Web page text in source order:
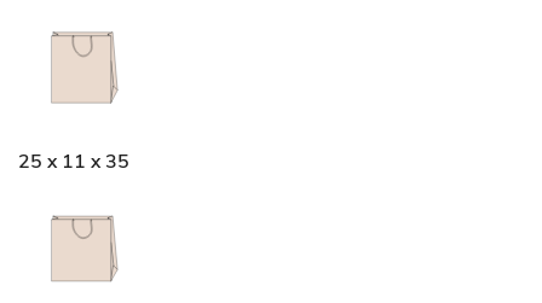
25 x 11 x 35